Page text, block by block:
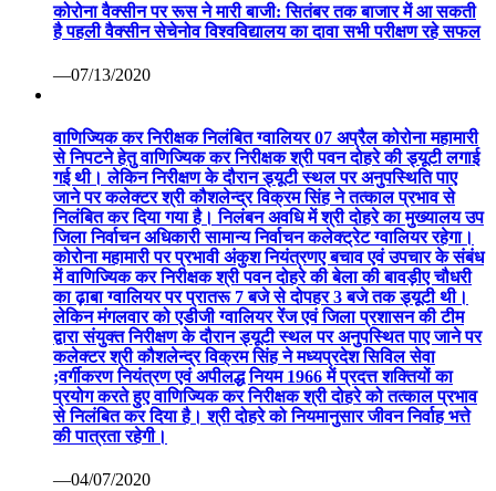
कोरोना वैक्सीन पर रूस ने मारी बाजी: सितंबर तक बाजार में आ सकती
है पहली वैक्सीन सेचेनोव विश्वविद्यालय का दावा सभी परीक्षण रहे सफल
—07/13/2020
वाणिज्यिक कर निरीक्षक निलंबित ग्वालियर 07 अप्रैल कोरोना महामारी
से निपटने हेतु वाणिज्यिक कर निरीक्षक श्री पवन दोहरे की ड्यूटी लगाई
गई थी। लेकिन निरीक्षण के दौरान ड्यूटी स्थल पर अनुपस्थिति पाए
जाने पर कलेक्टर श्री कौशलेन्द्र विक्रम सिंह ने तत्काल प्रभाव से
निलंबित कर दिया गया है। निलंबन अवधि में श्री दोहरे का मुख्यालय उप
जिला निर्वाचन अधिकारी सामान्य निर्वाचन कलेक्ट्रेट ग्वालियर रहेगा।
कोरोना महामारी पर प्रभावी अंकुश नियंत्रणए बचाव एवं उपचार के संबंध
में वाणिज्यिक कर निरीक्षक श्री पवन दोहरे की बेला की बावड़ीए चौधरी
का ढ़ाबा ग्वालियर पर प्रातरू 7 बजे से दोपहर 3 बजे तक ड्यूटी थी।
लेकिन मंगलवार को एडीजी ग्वालियर रेंज एवं जिला प्रशासन की टीम
द्वारा संयुक्त निरीक्षण के दौरान ड्यूटी स्थल पर अनुपस्थित पाए जाने पर
कलेक्टर श्री कौशलेन्द्र विक्रम सिंह ने मध्यप्रदेश सिविल सेवा
;वर्गीकरण नियंत्रण एवं अपीलद्ध नियम 1966 में प्रदत्त शक्तियों का
प्रयोग करते हुए वाणिज्यिक कर निरीक्षक श्री दोहरे को तत्काल प्रभाव
से निलंबित कर दिया है। श्री दोहरे को नियमानुसार जीवन निर्वाह भत्ते
की पात्रता रहेगी।
—04/07/2020